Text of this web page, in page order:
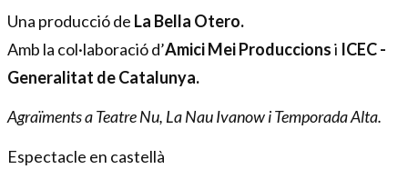
Una producció de La Bella Otero.
Amb la col·laboració d’Amici Mei Produccions i ICEC -
Generalitat de Catalunya.
Agraïments a Teatre Nu, La Nau Ivanow i Temporada Alta.
Espectacle en castellà